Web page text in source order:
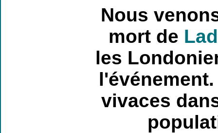
Nous
mort de
les
vivaces